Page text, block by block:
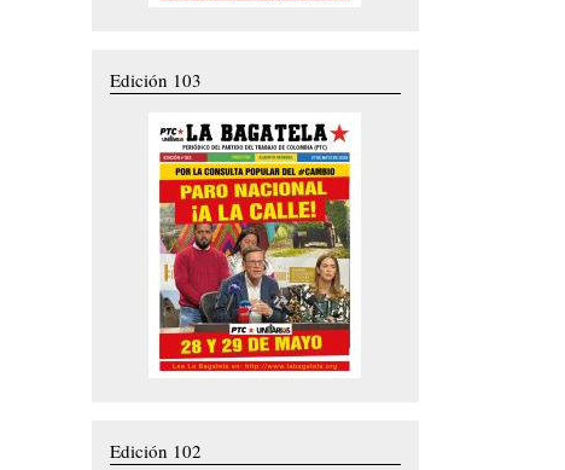
Edición 103
Edición 102